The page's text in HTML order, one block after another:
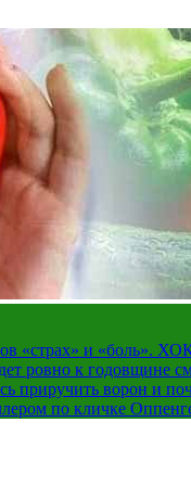
«страх» и «боль».
ровно к годовщине
приручить ворон и
по кличке